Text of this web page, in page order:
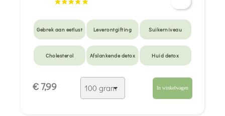
Gebrek aan eetlust Leverontgifting Suikerniveau
Cholesterol Afslankende detox Huid detox
€ 7,99 In winkelwagen